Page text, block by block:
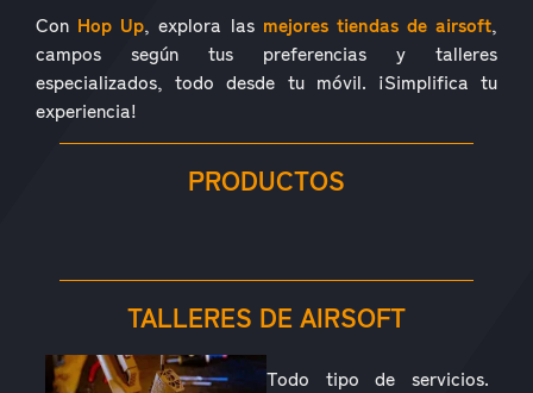
Con Hop Up, explora las mejores tiendas de airsoft,
campos según tus preferencias y talleres
especializados, todo desde tu móvil. ¡Simplifica tu
experiencia!
PRODUCTOS
ACCESORIOS
TALLERES DE AIRSOFT
Todo tipo de servicios.